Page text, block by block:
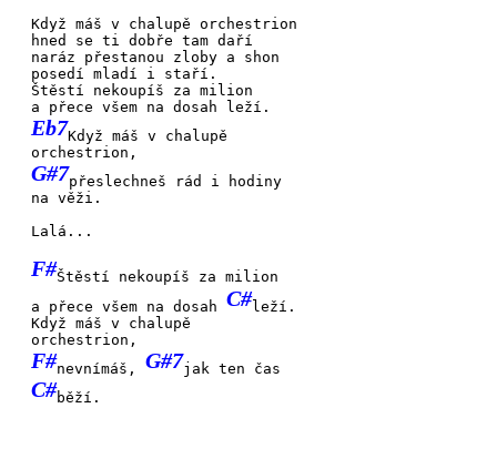
Když máš v chalupě orchestrion
hned se ti dobře tam daří
naráz přestanou zloby a shon
posedí mladí i staří.
Štěstí nekoupíš za milion
a přece všem na dosah
leží.
Eb7Když máš v chalupě
orchestrion,
G#7přeslechneš rád i hodiny
na věži.
Lalá...
F#Štěstí nekoupíš za milion
a přece všem na dosah C#leží.
Když máš v chalupě
orchestrion,
F#nevnímáš,G#7jak ten čas
C#běží.